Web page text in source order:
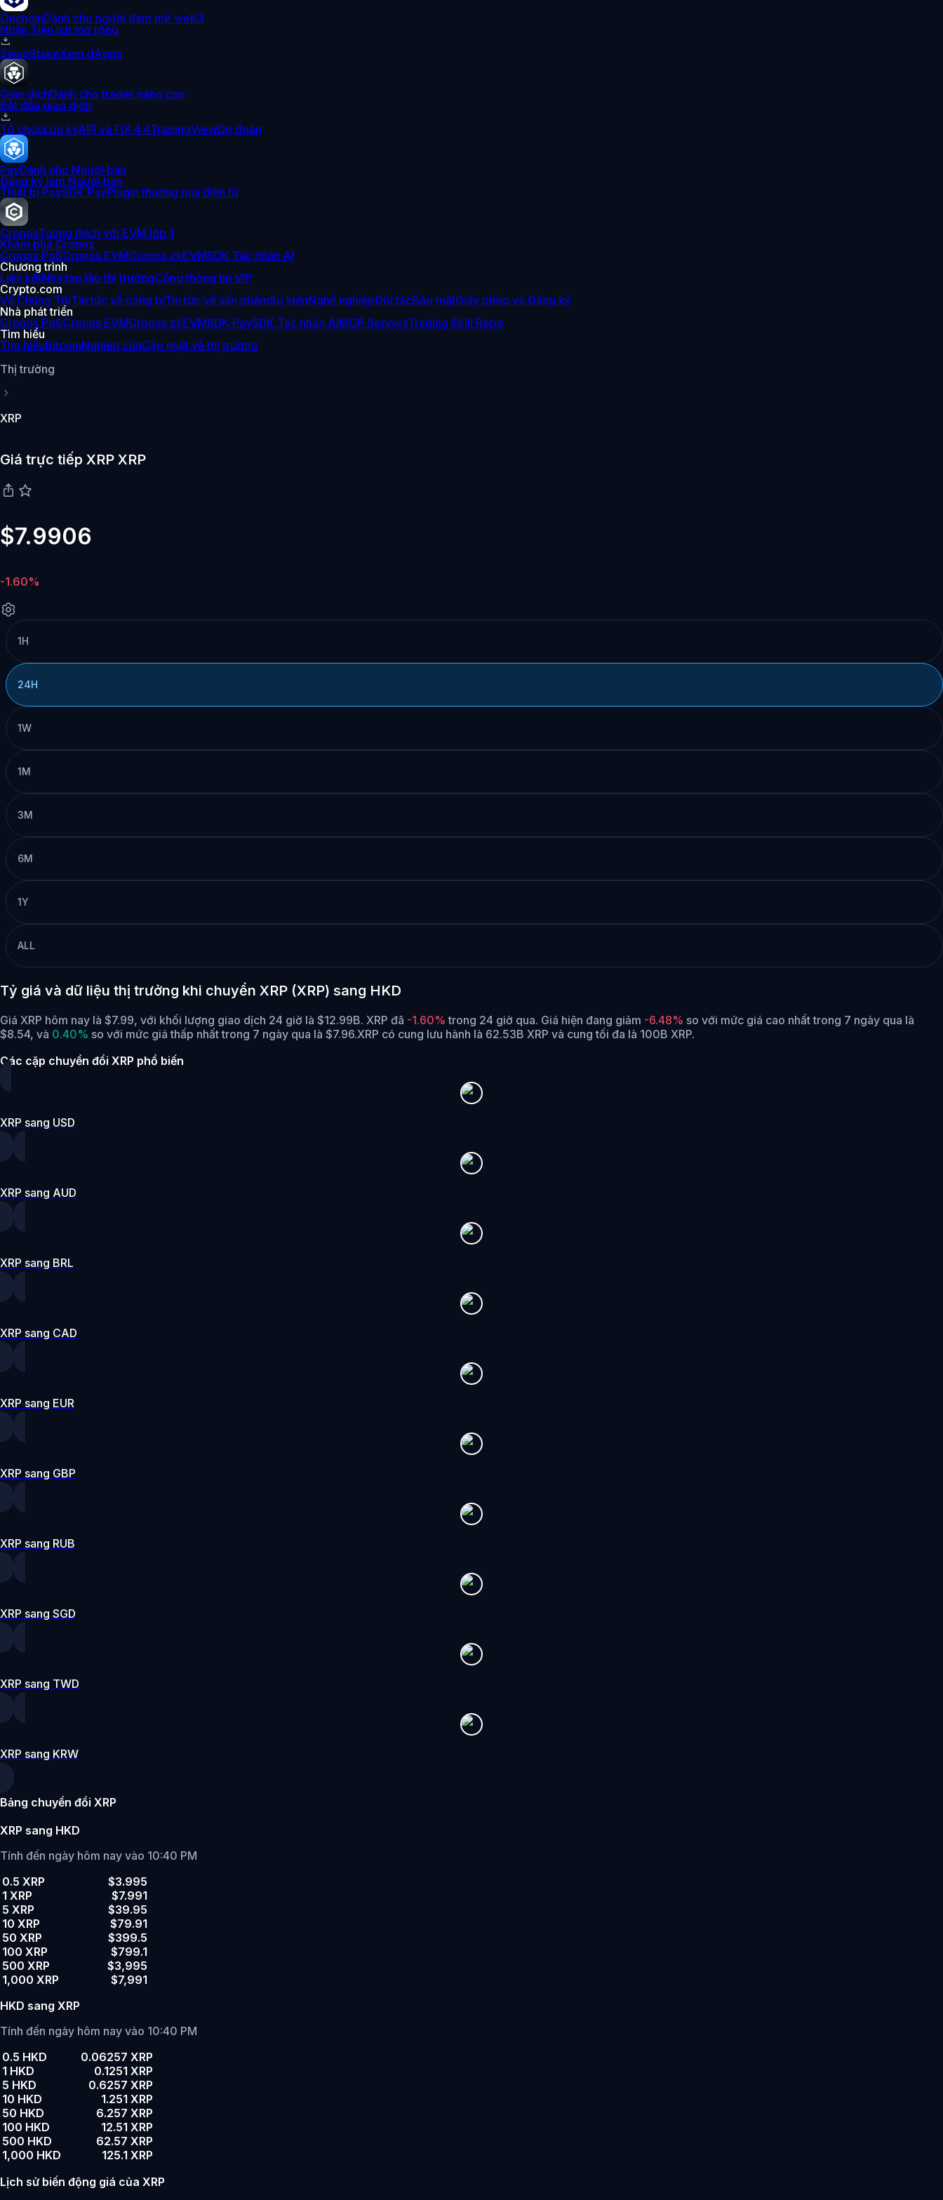
OnchainDành cho người đam mê web3
Nhận Tiện ích mở rộng
SwapStakeXem dApps
Giao dịchDành cho trader nâng cao
Bắt đầu giao dịch
Tổ chứcLưu kýAPI và FIX 4.4TradingViewDự đoán
PayDành cho Người bán
Đăng ký làm Người bán
Thiết bị PaySDK PayPlugin thương mại điện tử
CronosTương thích với EVM lớp 1
Khám phá Cronos
Cronos PoSCronos EVMCronos zkEVMSDK Tác nhân AI
Chương trình
Liên kếtNhà tạo lập thị trườngCổng thông tin VIP
Crypto.com
Về Chúng TôiTin tức về công tyTin tức về sản phẩmSự kiệnNghề nghiệpĐối tácBảo mậtGiấy phép và Đăng ký
Nhà phát triển
Cronos PoSCronos EVMCronos zkEVMSDK PaySDK Tác nhân AIMCP ServersTrading Skill Repo
Tìm hiểu
Tìm hiểuBitcoinNghiên cứuCập nhật về thị trường
Thị trường
XRP
Giá trực tiếp XRP XRP
$7.9906
-1.60%
1H
24H
1W
1M
3M
6M
1Y
ALL
Tỷ giá và dữ liệu thị trưởng khi chuyển XRP (XRP) sang HKD
Giá XRP hôm nay là $7.99, với khối lượng giao dịch 24 giờ là $12.99B. XRP đã -1.60% trong 24 giờ qua. Giá hiện đang giảm -6.48% so với mức giá cao nhất trong 7 ngày qua là
$8.54, và 0.40% so với mức giá thấp nhất trong 7 ngày qua là $7.96.XRP có cung lưu hành là 62.53B XRP và cung tối đa là 100B XRP.
Các cặp chuyển đổi XRP phổ biến
XRP sang USD
XRP sang AUD
XRP sang BRL
XRP sang CAD
XRP sang EUR
XRP sang GBP
XRP sang RUB
XRP sang SGD
XRP sang TWD
XRP sang KRW
Bảng chuyển đổi XRP
XRP sang HKD
Tính đến ngày hôm nay vào 10:40 PM
0.5 XRP
$3.995
1 XRP
$7.991
5 XRP
$39.95
10 XRP
$79.91
50 XRP
$399.5
100 XRP
$799.1
500 XRP
$3,995
1,000 XRP
$7,991
HKD sang XRP
Tính đến ngày hôm nay vào 10:40 PM
0.5 HKD
0.06257 XRP
1 HKD
0.1251 XRP
5 HKD
0.6257 XRP
10 HKD
1.251 XRP
50 HKD
6.257 XRP
100 HKD
12.51 XRP
500 HKD
62.57 XRP
1,000 HKD
125.1 XRP
Lịch sử biến động giá của XRP